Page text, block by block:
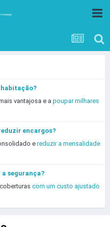
vantajosa e a poupar milhares
encargos?
e reduzir a mensalidade
a segurança?
com um custo ajustado